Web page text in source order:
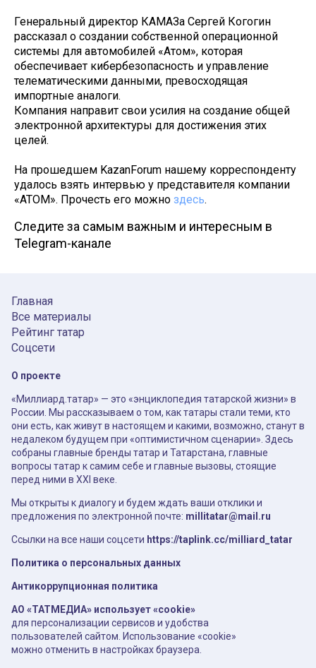
Генеральный директор КАМАЗа Сергей Когогин
рассказал о создании собственной операционной
системы для автомобилей «Атом», которая
обеспечивает кибербезопасность и управление
телематическими данными, превосходящая
импортные аналоги.
Компания направит свои усилия на создание общей
электронной архитектуры для достижения этих
целей.
На прошедшем KazanForum нашему корреспонденту
удалось взять интервью у представителя компании
«АТОМ». Прочесть его можно здесь.
Следите за самым важным и интересным в
Telegram-канале
Главная
Все материалы
Рейтинг татар
Соцсети
О проекте
«Миллиард.татар» — это «энциклопедия татарской жизни» в
России. Мы рассказываем о том, как татары стали теми, кто
они есть, как живут в настоящем и какими, возможно, станут в
недалеком будущем при «оптимистичном сценарии». Здесь
собраны главные бренды татар и Татарстана, главные
вопросы татар к самим себе и главные вызовы, стоящие
перед ними в XXI веке.
Мы открыты к диалогу и будем ждать ваши отклики и
предложения по электронной почте: millitatar@mail.ru
Ссылки на все наши соцсети https://taplink.cc/milliard_tatar
Политика о персональных данных
Антикоррупционная политика
АО «ТАТМЕДИА» использует «cookie»
для персонализации сервисов и удобства
пользователей сайтом. Использование «cookie»
можно отменить в настройках браузера.